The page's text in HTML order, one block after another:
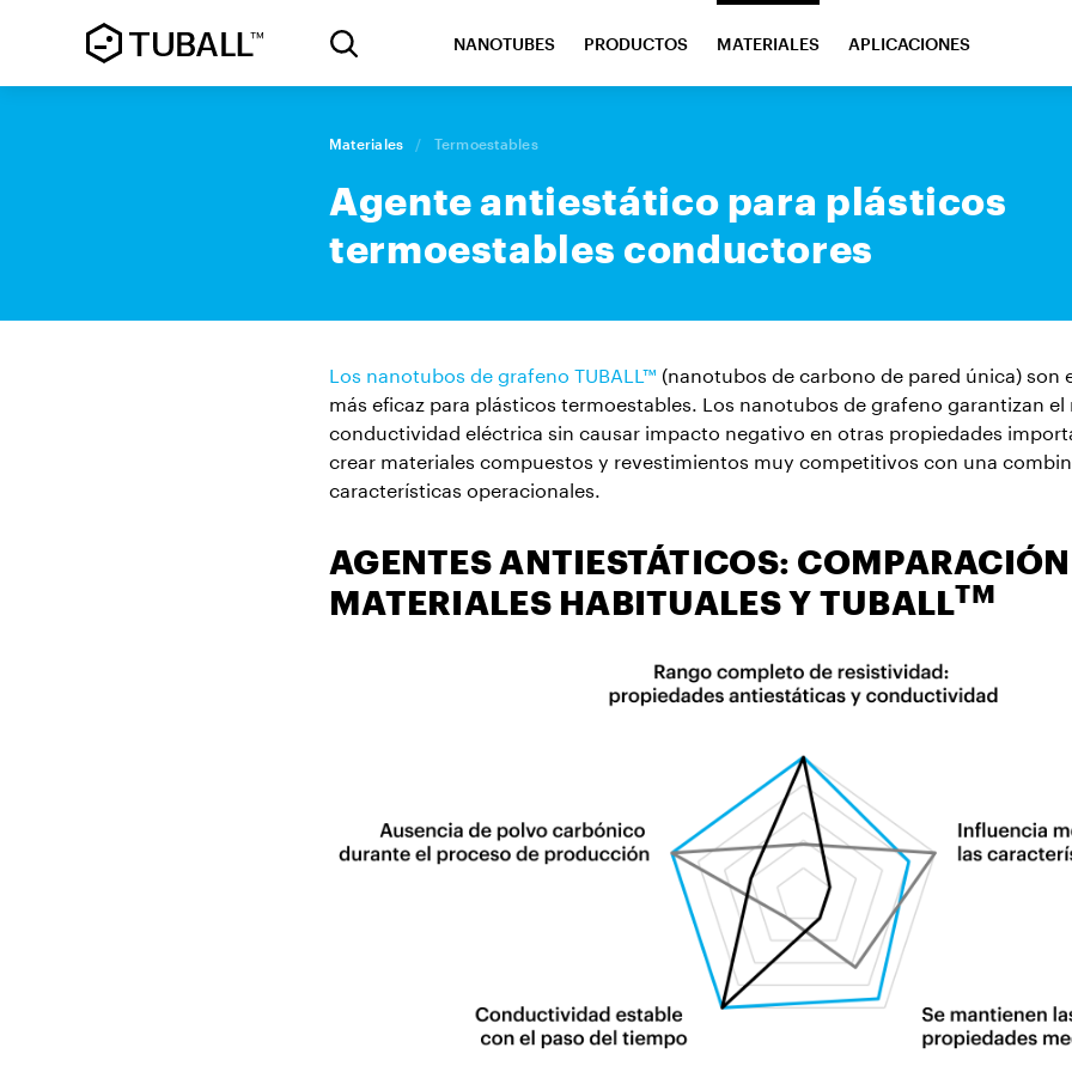
NANOTUBES PRODUCTOS MATERIALES APLICACIONES
Materiales / Termoestables
Agente antiestático para plásticos
termoestables conductores
Los nanotubos de grafeno TUBALL™ (nanotubos de carbono de pared única) son
más eficaz para plásticos termoestables. Los nanotubos de grafeno garantizan
conductividad eléctrica sin causar impacto negativo en otras propiedades
crear materiales compuestos y revestimientos muy competitivos con una
características operacionales.
AGENTES ANTIESTÁTICOS:
MATERIALES HABITUALES Y TUBALLTM